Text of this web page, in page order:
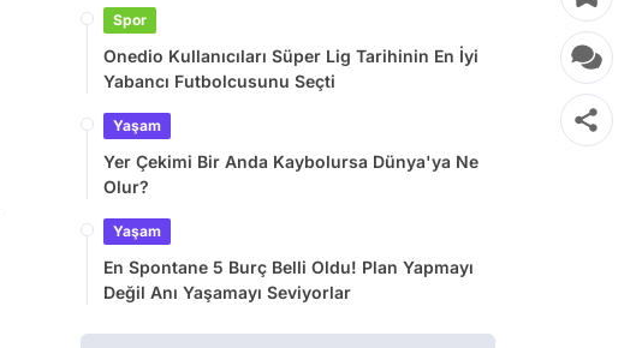
Spor
Onedio Kullanıcıları Süper Lig Tarihinin En İyi
Yabancı Futbolcusunu Seçti
Yaşam
Yer Çekimi Bir Anda Kaybolursa Dünya'ya Ne
Olur?
Yaşam
En Spontane 5 Burç Belli Oldu! Plan Yapmayı
Değil Anı Yaşamayı Seviyorlar